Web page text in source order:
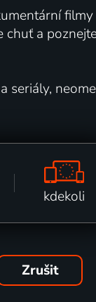
a
seriály,
kdekoli
Zrušit